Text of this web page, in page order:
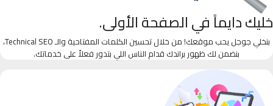
خليك دايماً في الصفحة الأولى.
بنخلي جوجل يحب موقعك! من خلال تحسين الكلمات المفتاحية والـ Technical SEO،
بنضمن لك ظهور براندك قدام الناس اللي بتدور فعلاً على خدماتك.